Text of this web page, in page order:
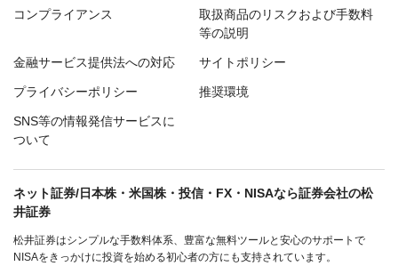
コンプライアンス
取扱商品のリスクおよび手数料
等の説明
金融サービス提供法への対応 サイトポリシー
プライバシーポリシー 推奨環境
SNS等の情報発信サービスに
ついて
ネット証券/日本株・米国株・投信・FX・NISAなら証券会社の松
井証券
松井証券はシンプルな手数料体系、豊富な無料ツールと安心のサポートで
NISAをきっかけに投資を始める初心者の方にも支持されています。